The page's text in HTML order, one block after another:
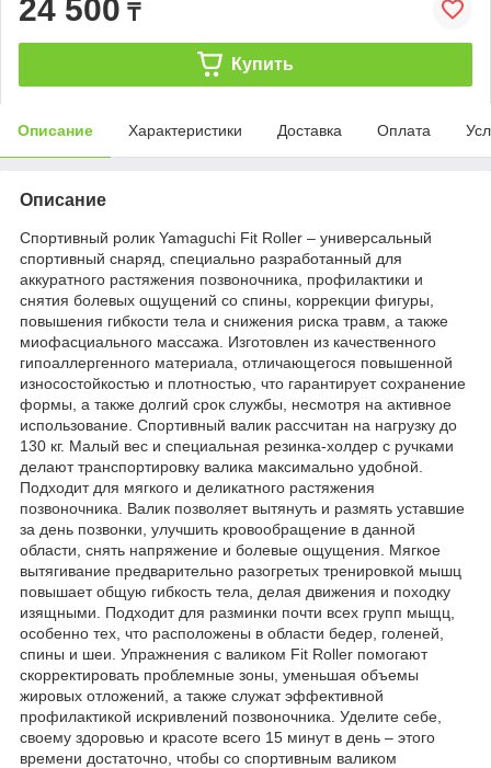
24 500 ₸
Купить
Описание Характеристики Доставка Оплата
Описание
Спортивный ролик Yamaguchi Fit Roller – универсальный
спортивный снаряд, специально разработанный для
аккуратного растяжения позвоночника, профилактики и
снятия болевых ощущений со спины, коррекции фигуры,
повышения гибкости тела и снижения риска травм, а также
миофасциального массажа. Изготовлен из качественного
гипоаллергенного материала, отличающегося повышенной
износостойкостью и плотностью, что гарантирует сохранение
формы, а также долгий срок службы, несмотря на активное
использование. Спортивный валик рассчитан на нагрузку до
130 кг. Малый вес и специальная резинка-холдер с ручками
делают транспортировку валика максимально удобной.
Подходит для мягкого и деликатного растяжения
позвоночника. Валик позволяет вытянуть и размять уставшие
за день позвонки, улучшить кровообращение в данной
области, снять напряжение и болевые ощущения. Мягкое
вытягивание предварительно разогретых тренировкой мышц
повышает общую гибкость тела, делая движения и походку
изящными. Подходит для разминки почти всех групп мыщц,
особенно тех, что расположены в области бедер, голеней,
спины и шеи. Упражнения с валиком Fit Roller помогают
скорректировать проблемные зоны, уменьшая объемы
жировых отложений, а также служат эффективной
профилактикой искривлений позвоночника. Уделите себе,
своему здоровью и красоте всего 15 минут в день – этого
времени достаточно, чтобы со спортивным валиком